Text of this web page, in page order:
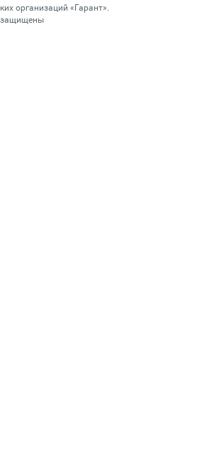
организаций «Гарант».
защищены